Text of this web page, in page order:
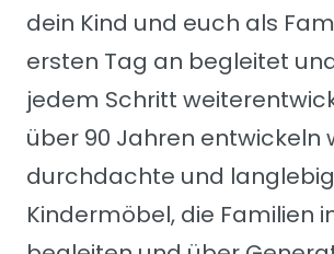
dein Kind und euch als
ersten Tag an begleitet
jedem Schritt
über 90 Jahren entwickeln
durchdachte und
Kindermöbel, die Familien